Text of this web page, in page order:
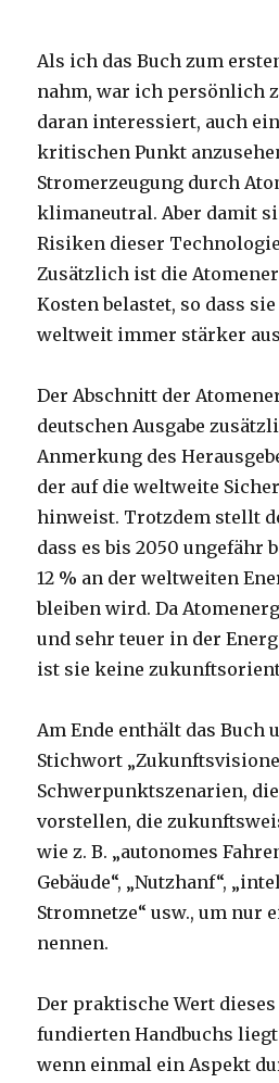
Als ich das Buch zum
nahm, war ich persönlich
daran interessiert, auch
kritischen Punkt
Stromerzeugung durch
klimaneutral. Aber damit
Risiken dieser
Zusätzlich ist die
Kosten belastet, so dass
weltweit immer stärker
Der Abschnitt der
deutschen Ausgabe
Anmerkung des
der auf die weltweite
hinweist. Trotzdem stellt
dass es bis 2050 ungefähr
12 % an der weltweiten
bleiben wird. Da
und sehr teuer in der
ist sie keine
Am Ende enthält das Buch
Stichwort
Schwerpunktszenarien,
vorstellen, die
wie z. B. „autonomes
Gebäude“, „Nutzhanf“,
Stromnetze“ usw., um nur
nennen.
Der praktische Wert
fundierten Handbuchs
wenn einmal ein Aspekt